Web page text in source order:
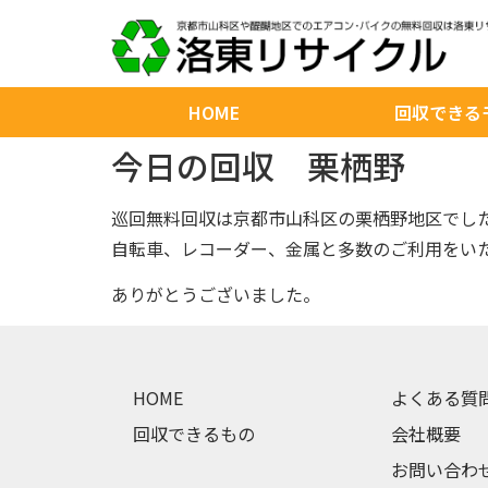
HOME 回収できる
今日の回収 栗栖野
巡回無料回収は京都市山科区の栗栖野地区でし
自転車、レコーダー、金属と多数のご利用をい
ありがとうございました。
HOME
回収できるもの
よくある質
会社概要
お問い合わ